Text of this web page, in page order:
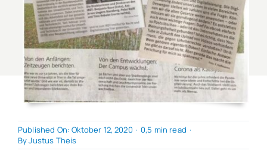
Published On: Oktober 12, 2020 · 0,5 min read ·
ByJustus Theis